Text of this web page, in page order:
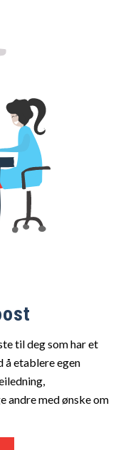
til deg som har et
å etablere egen
andre med ønske om